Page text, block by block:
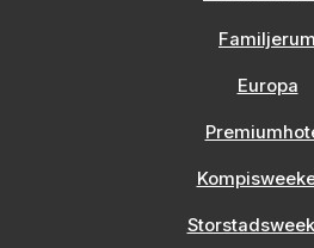
Familjerum
Europa